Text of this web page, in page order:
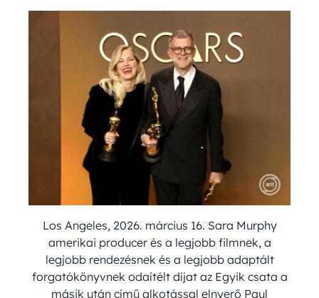
Los Angeles, 2026. március 16. Sara Murphy
amerikai producer és a legjobb filmnek, a
legjobb rendezésnek és a legjobb adaptált
forgatókönyvnek odaítélt díjat az Egyik csata a
másik után című alkotással elnyerő Paul